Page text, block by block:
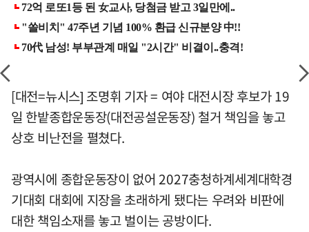
[대전=뉴시스] 조명휘 기자 = 여야 대전시장 후보가 19
일 한밭종합운동장(대전공설운동장) 철거 책임을 놓고
상호 비난전을 펼쳤다.
광역시에 종합운동장이 없어 2027충청하계세계대학경
기대회 대회에 지장을 초래하게 됐다는 우려와 비판에
대한 책임소재를 놓고 벌이는 공방이다.